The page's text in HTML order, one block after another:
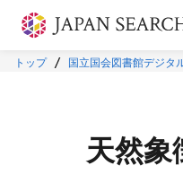
本文に飛ぶ
トップ 国立国会図書館デジタ
天然象